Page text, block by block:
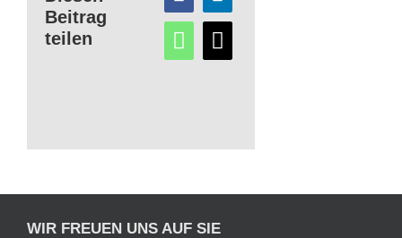
Beitrag
teilen
WIR FREUEN UNS AUF SIE